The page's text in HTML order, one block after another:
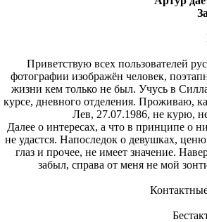
Приветствую всех пользователей
фотографии изображён человек,
жизни кем только не был. Учусь в
курсе, дневного отделения. Проживаю,
Лев, 27.07.1986, не курю,
Далее о интересах, а что в принципе о
не удастся. Напоследок о девушках,
глаз и прочее, не имеет значение.
забыл, справа от меня не мой